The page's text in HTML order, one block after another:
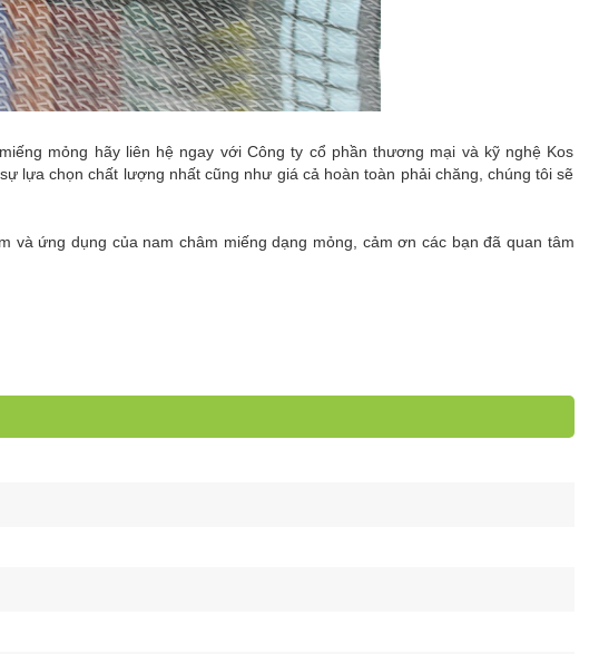
mỏng hãy liên hệ ngay với Công ty cổ phần thương mại và kỹ nghệ Kos
lựa chọn chất lượng nhất cũng như giá cả hoàn toàn phải chăng, chúng tôi sẽ
và ứng dụng của nam châm miếng dạng mỏng, cảm ơn các bạn đã quan tâm